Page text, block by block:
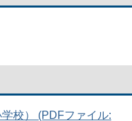
校） (PDFファイル: